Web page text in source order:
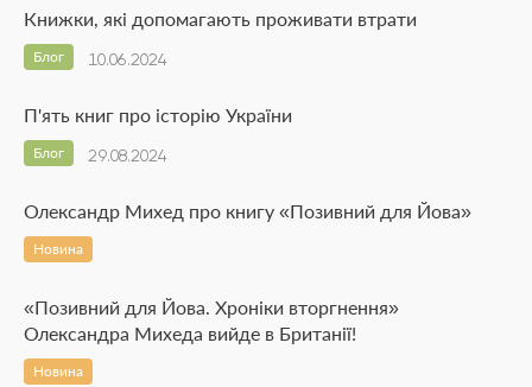
Книжки, які допомагають проживати втрати
10.06.2024
Блог
П'ять книг про історію України
29.08.2024
Блог
Олександр Михед про книгу «Позивний для Йова»
Новина
«Позивний для Йова. Хроніки вторгнення»
Олександра Михеда вийде в Британії!
Новина